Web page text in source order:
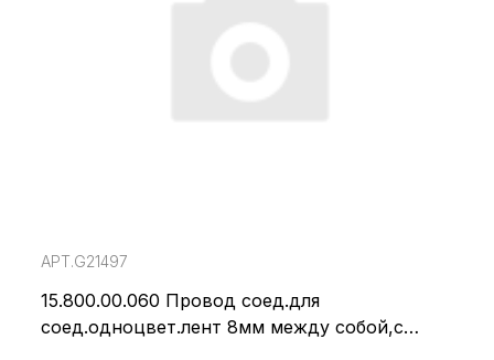
АРТ.G21497
15.800.00.060 Провод соед.для
соед.одноцвет.лент 8мм между собой,с